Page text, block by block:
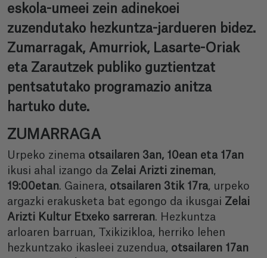
eskola-umeei zein adinekoei
zuzendutako hezkuntza-jardueren bidez.
Zumarragak, Amurriok, Lasarte-Oriak
eta Zarautzek publiko guztientzat
pentsatutako programazio anitza
hartuko dute.
ZUMARRAGA
Urpeko zinema otsailaren 3an, 10ean eta 17an
ikusi ahal izango da Zelai Arizti zineman,
19:00etan. Gainera, otsailaren 3tik 17ra, urpeko
argazki erakusketa bat egongo da ikusgai Zelai
Arizti Kultur Etxeko sarreran. Hezkuntza
arloaren barruan, Txikizikloa, herriko lehen
hezkuntzako ikasleei zuzendua, otsailaren 17an